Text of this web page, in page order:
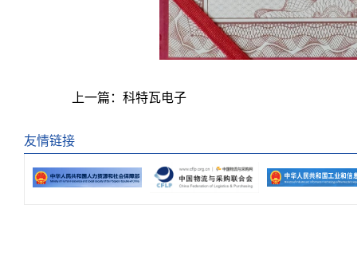
上一篇： 科特瓦电子
友情链接